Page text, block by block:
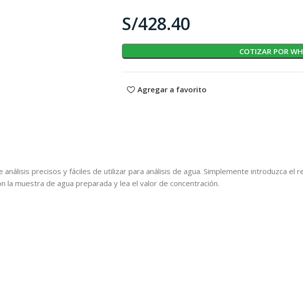
S/
COTIZAR POR
Agregar a favorito
precisos y fáciles de utilizar para análisis de agua. Simplemente introduzca el
muestra de agua preparada y lea el valor de concentración.